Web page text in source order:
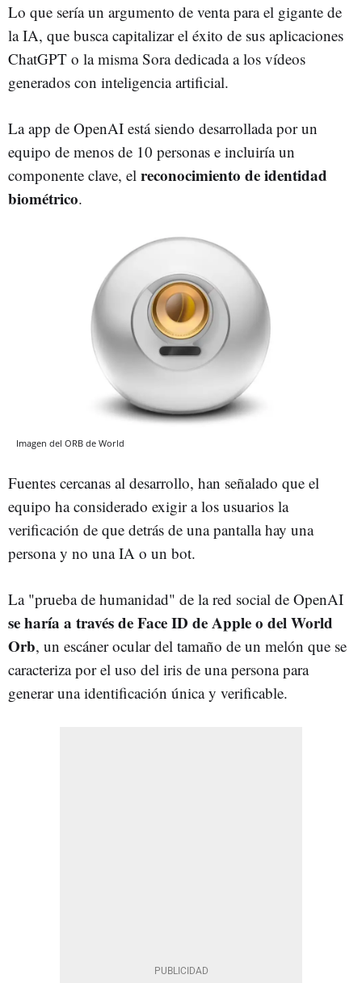
Lo que sería un argumento de venta para el gigante de
la IA, que busca capitalizar el éxito de sus aplicaciones
ChatGPT o la misma Sora dedicada a los vídeos
generados con inteligencia artificial.
La app de OpenAI está siendo desarrollada por un
equipo de menos de 10 personas e incluiría un
componente clave, el reconocimiento de identidad
biométrico.
Imagen del ORB de World
Fuentes cercanas al desarrollo, han señalado que el
equipo ha considerado exigir a los usuarios la
verificación de que detrás de una pantalla hay una
persona y no una IA o un bot.
La "prueba de humanidad" de la red social de OpenAI
se haría a través de Face ID de Apple o del World
Orb, un escáner ocular del tamaño de un melón que se
caracteriza por el uso del iris de una persona para
generar una identificación única y verificable.